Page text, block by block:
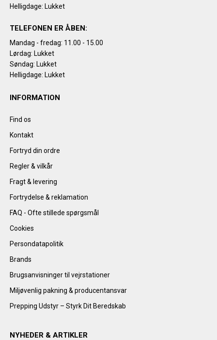
Helligdage: Lukket
TELEFONEN ER ÅBEN:
Mandag - fredag: 11.00 - 15.00
Lørdag: Lukket
Søndag: Lukket
Helligdage: Lukket
INFORMATION
Find os
Kontakt
Fortryd din ordre
Regler & vilkår
Fragt & levering
Fortrydelse & reklamation
FAQ - Ofte stillede spørgsmål
Cookies
Persondatapolitik
Brands
Brugsanvisninger til vejrstationer
Miljøvenlig pakning & producentansvar
Prepping Udstyr – Styrk Dit Beredskab
NYHEDER & ARTIKLER